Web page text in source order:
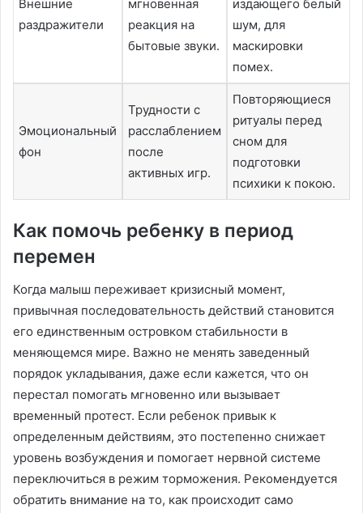
Внешние
раздражители
мгновенная
реакция на
бытовые звуки.
издающего белый
шум, для
маскировки
помех.
Эмоциональный
фон
Трудности с
расслаблением
после
активных игр.
Повторяющиеся
ритуалы перед
сном для
подготовки
психики к покою.
Как помочь ребенку в период
перемен
Когда малыш переживает кризисный момент,
привычная последовательность действий становится
его единственным островком стабильности в
меняющемся мире. Важно не менять заведенный
порядок укладывания, даже если кажется, что он
перестал помогать мгновенно или вызывает
временный протест. Если ребенок привык к
определенным действиям, это постепенно снижает
уровень возбуждения и помогает нервной системе
переключиться в режим торможения. Рекомендуется
обратить внимание на то, как происходит само